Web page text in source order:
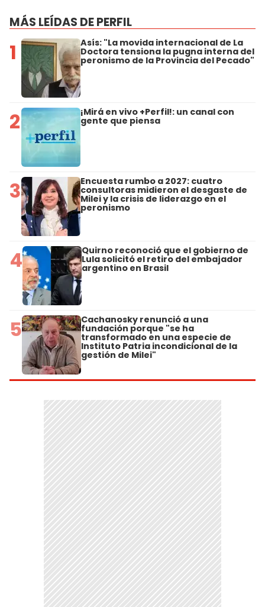
MÁS LEÍDAS DE PERFIL
1 Asís: "La movida internacional de La
Doctora tensiona la pugna interna del
peronismo de la Provincia del Pecado"
2 ¡Mirá en vivo +Perfil!: un canal con
gente que piensa
3 Encuesta rumbo a 2027: cuatro
consultoras midieron el desgaste de
Milei y la crisis de liderazgo en el
peronismo
4 Quirno reconoció que el gobierno de
Lula solicitó el retiro del embajador
argentino en Brasil
5 Cachanosky renunció a una
fundación porque "se ha
transformado en una especie de
Instituto Patria incondicional de la
gestión de Milei"